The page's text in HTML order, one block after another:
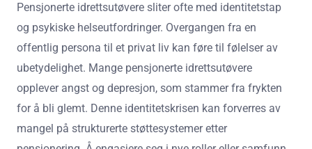
Pensjonerte idrettsutøvere sliter ofte med identitetstap
og psykiske helseutfordringer. Overgangen fra en
offentlig persona til et privat liv kan føre til følelser av
ubetydelighet. Mange pensjonerte idrettsutøvere
opplever angst og depresjon, som stammer fra frykten
for å bli glemt. Denne identitetskrisen kan forverres av
mangel på strukturerte støttesystemer etter